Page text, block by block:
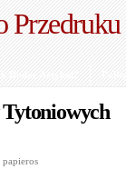
Przedruku